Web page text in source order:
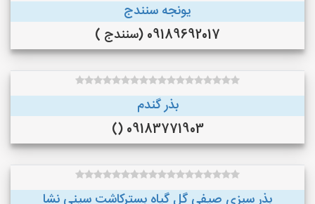
یونجه سنندج
09189692017 (سنندج )
بذر گندم
09183771903 ()
بذر سبزی صیفی گل گیاه بسترکاشت سینی نشا